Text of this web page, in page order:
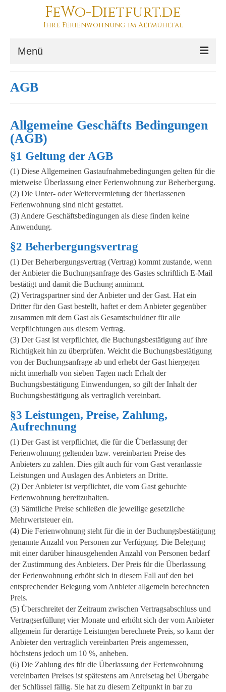
FeWo-Dietfurt.de
Ihre Ferienwohnung im Altmühltal
Menü
Buchung
AGB
Allgemeine Geschäfts Bedingungen
(AGB)
§1 Geltung der AGB
(1) Diese Allgemeinen Gastaufnahmebedingungen gelten für die
mietweise Überlassung einer Ferienwohnung zur Beherbergung.
(2) Die Unter- oder Weitervermietung der überlassenen
Ferienwohnung sind nicht gestattet.
(3) Andere Geschäftsbedingungen als diese finden keine
Anwendung.
§2 Beherbergungsvertrag
(1) Der Beherbergungsvertrag (Vertrag) kommt zustande, wenn
der Anbieter die Buchungsanfrage des Gastes schriftlich E-Mail
bestätigt und damit die Buchung annimmt.
(2) Vertragspartner sind der Anbieter und der Gast. Hat ein
Dritter für den Gast bestellt, haftet er dem Anbieter gegenüber
zusammen mit dem Gast als Gesamtschuldner für alle
Verpflichtungen aus diesem Vertrag.
(3) Der Gast ist verpflichtet, die Buchungsbestätigung auf ihre
Richtigkeit hin zu überprüfen. Weicht die Buchungsbestätigung
von der Buchungsanfrage ab und erhebt der Gast hiergegen
nicht innerhalb von sieben Tagen nach Erhalt der
Buchungsbestätigung Einwendungen, so gilt der Inhalt der
Buchungsbestätigung als vertraglich vereinbart.
§3 Leistungen, Preise, Zahlung,
Aufrechnung
(1) Der Gast ist verpflichtet, die für die Überlassung der
Ferienwohnung geltenden bzw. vereinbarten Preise des
Anbieters zu zahlen. Dies gilt auch für vom Gast veranlasste
Leistungen und Auslagen des Anbieters an Dritte.
(2) Der Anbieter ist verpflichtet, die vom Gast gebuchte
Ferienwohnung bereitzuhalten.
(3) Sämtliche Preise schließen die jeweilige gesetzliche
Mehrwertsteuer ein.
(4) Die Ferienwohnung steht für die in der Buchungsbestätigung
genannte Anzahl von Personen zur Verfügung. Die Belegung
mit einer darüber hinausgehenden Anzahl von Personen bedarf
der Zustimmung des Anbieters. Der Preis für die Überlassung
der Ferienwohnung erhöht sich in diesem Fall auf den bei
entsprechender Belegung vom Anbieter allgemein berechneten
Preis.
(5) Überschreitet der Zeitraum zwischen Vertragsabschluss und
Vertragserfüllung vier Monate und erhöht sich der vom Anbieter
allgemein für derartige Leistungen berechnete Preis, so kann der
Anbieter den vertraglich vereinbarten Preis angemessen,
höchstens jedoch um 10 %, anheben.
(6) Die Zahlung des für die Überlassung der Ferienwohnung
vereinbarten Preises ist spätestens am Anreisetag bei Übergabe
der Schlüssel fällig. Sie hat zu diesem Zeitpunkt in bar zu